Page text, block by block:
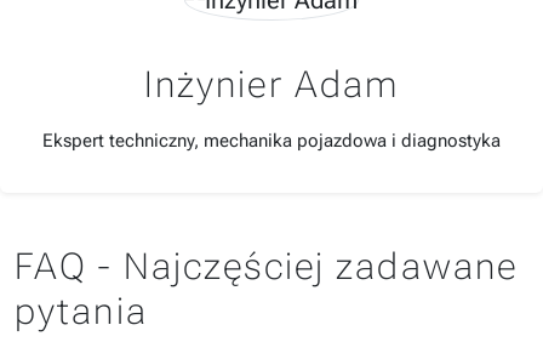
Inżynier Adam
Ekspert techniczny, mechanika pojazdowa i diagnostyka
FAQ - Najczęściej zadawane
pytania